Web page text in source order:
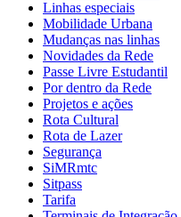
Linhas especiais
Mobilidade Urbana
Mudanças nas linhas
Novidades da Rede
Passe Livre Estudantil
Por dentro da Rede
Projetos e ações
Rota Cultural
Rota de Lazer
Segurança
SiMRmtc
Sitpass
Tarifa